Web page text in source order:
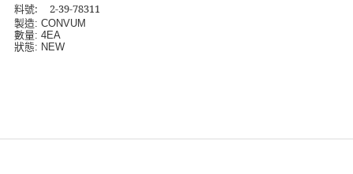
料號: 2-39-78311
製造: CONVUM
數量: 4EA
狀態: NEW